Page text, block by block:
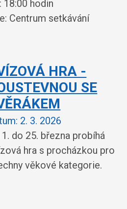
18:00 hodin
Centrum setkávání
HRA -
SE
2. 3. 2026
1. do 25. března probíhá
hra s procházkou pro
věkové kategorie.